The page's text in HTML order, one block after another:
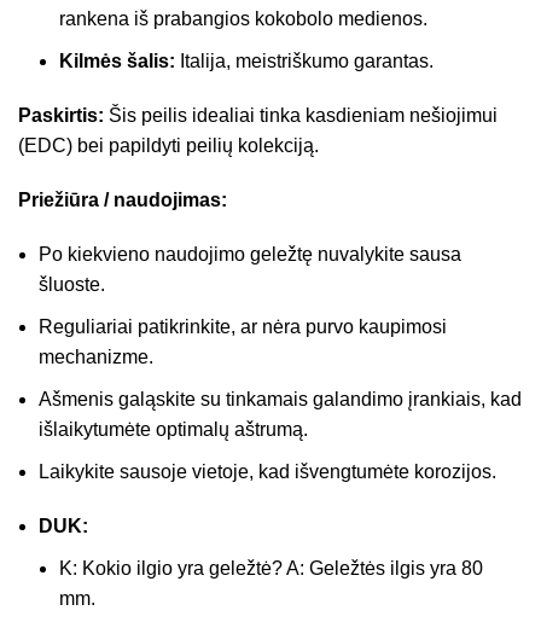
rankena iš prabangios kokobolo medienos.
Kilmės šalis: Italija, meistriškumo garantas.
Paskirtis: Šis peilis idealiai tinka kasdieniam nešiojimui
(EDC) bei papildyti peilių kolekciją.
Priežiūra / naudojimas:
Po kiekvieno naudojimo geležtę nuvalykite sausa
šluoste.
Reguliariai patikrinkite, ar nėra purvo kaupimosi
mechanizme.
Ašmenis galąskite su tinkamais galandimo įrankiais, kad
išlaikytumėte optimalų aštrumą.
Laikykite sausoje vietoje, kad išvengtumėte korozijos.
DUK:
K: Kokio ilgio yra geležtė? A: Geležtės ilgis yra 80
mm.